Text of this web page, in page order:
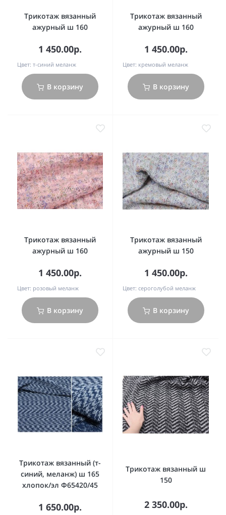
Трикотаж вязанный
ажурный ш 160
1 450.00р.
Цвет: т-синий меланж
В корзину
Трикотаж вязанный
ажурный ш 160
1 450.00р.
Цвет: кремовый меланж
В корзину
Трикотаж вязанный
ажурный ш 160
1 450.00р.
Цвет: розовый меланж
В корзину
Трикотаж вязанный
ажурный ш 150
1 450.00р.
Цвет: сероголубой меланж
В корзину
Трикотаж вязанный (т-
синий, меланж) ш 165
хлопок/эл Ф65420/45
1 650.00р.
Трикотаж вязанный ш
150
2 350.00р.